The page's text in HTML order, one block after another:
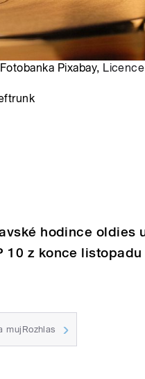
Pixabay,
hodince oldies
10 z konce listopadu
mujRozhlas